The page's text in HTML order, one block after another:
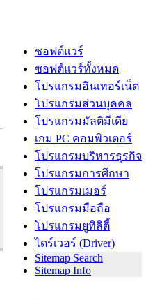
ซอฟต์แวร์
ซอฟต์แวร์ทั้งหมด
โปรแกรมอินเทอร์เน็ต
โปรแกรมส่วนบุคคล
โปรแกรมมัลติมีเดีย
เกม PC คอมพิวเตอร์
โปรแกรมบริหารธุรกิจ
โปรแกรมการศึกษา
โปรแกรมเมอร์
โปรแกรมมือถือ
โปรแกรมยูทิลิตี้
ไดร์เวอร์ (Driver)
Sitemap Search
Sitemap Info